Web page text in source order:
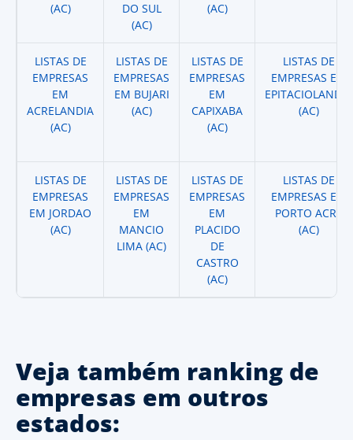
(AC)
DO SUL
(AC)
(AC)
LISTAS DE
EMPRESAS
EM
ACRELANDIA
(AC)
LISTAS DE
EMPRESAS
EM BUJARI
(AC)
LISTAS DE
EMPRESAS
EM
CAPIXABA
(AC)
LISTAS DE
EMPRESAS EM
EPITACIOLANDIA
(AC)
LISTAS DE
EMPRESAS
EM JORDAO
(AC)
LISTAS DE
EMPRESAS
EM
MANCIO
LIMA (AC)
LISTAS DE
EMPRESAS
EM
PLACIDO
DE
CASTRO
(AC)
LISTAS DE
EMPRESAS EM
PORTO ACRE
(AC)
Veja também ranking de
empresas em outros
estados: